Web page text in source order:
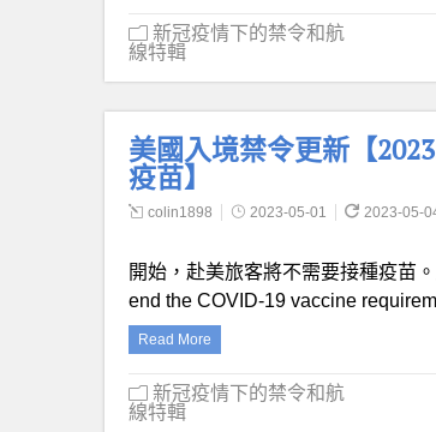
新冠疫情下的禁令和航
線特輯
美國入境禁令更新【
疫苗】
colin1898 2023-05-01 2023-05-
開始，赴美旅客將不需要接種疫苗
end the COVID-19 vaccine
Read More
新冠疫情下的禁令和航
線特輯